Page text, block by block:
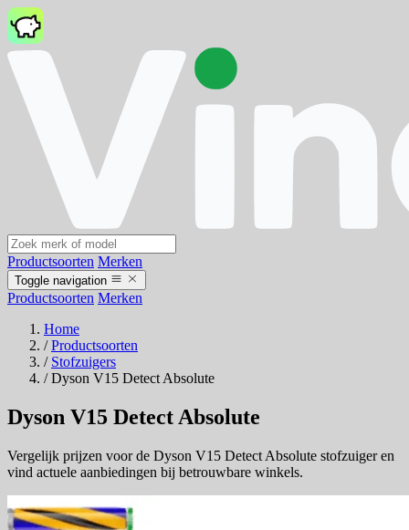
Productsoorten Merken
Toggle navigation
Productsoorten Merken
Home
/ Productsoorten
/ Stofzuigers
/ Dyson V15 Detect Absolute
Dyson V15 Detect Absolute
Vergelijk prijzen voor de Dyson V15 Detect Absolute stofzuiger en
vind actuele aanbiedingen bij betrouwbare winkels.